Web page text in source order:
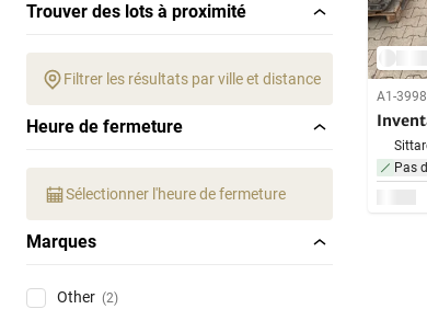
Trouver des lots à proximité
Filtrer les résultats par ville et distance
Heure de fermeture
Sélectionner l'heure de fermeture
Marques
Other (2)
A1-
Pas